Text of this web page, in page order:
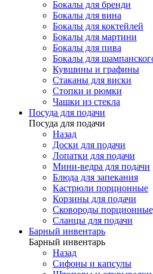
Бокалы для бренди
Бокалы для вина
Бокалы для коктейлей
Бокалы для мартини
Бокалы для пива
Бокалы для
Кувшины и графины
Стаканы для виски
Стопки и рюмки
Чашки из стекла
Посуда для подачи
Посуда для подачи
Назад
Доски для подачи
Лопатки для подачи
Мини-ведра для подачи
Блюда для запекания
Кастрюли порционные
Корзины для подачи
Сковороды
Сланцы для подачи
Барный инвентарь
Барный инвентарь
Назад
Сифоны и капсулы